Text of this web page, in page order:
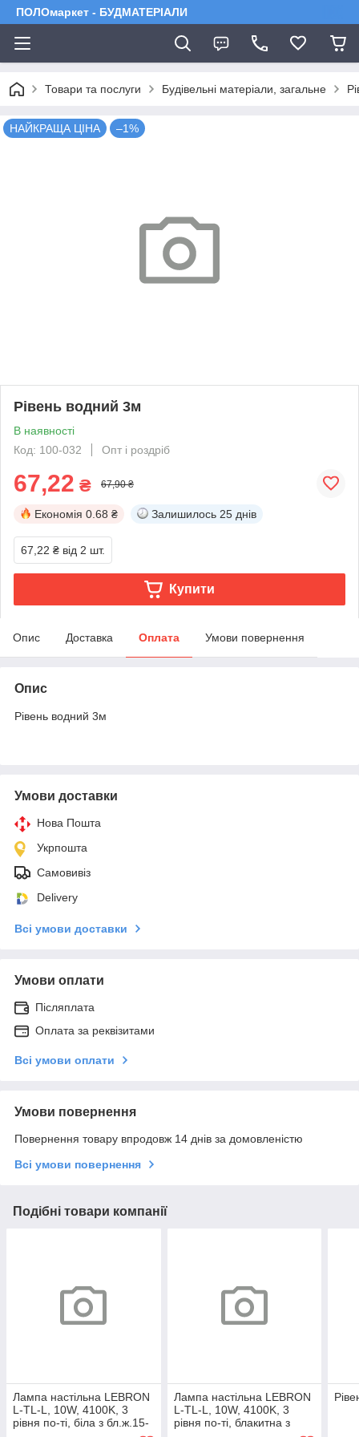
ПОЛОмаркет - БУДМАТЕРІАЛИ
Товари та послуги Будівельні матеріали, загальне
НАЙКРАЩА ЦІНА –1%
Рівень водний 3м
В наявності
Код: 100-032
Опт і роздріб
67,22 ₴ 67,90 ₴
Економія 0.68 ₴ Залишилось 25 днів
67,22 ₴ від 2 шт.
Купити
Опис Доставка Оплата Умови повернення
Опис
Рівень водний 3м
Умови доставки
Нова Пошта
Укрпошта
Самовивіз
Delivery
Всі умови доставки
Умови оплати
Післяплата
Оплата за реквізитами
Всі умови оплати
Умови повернення
Повернення товару впродовж 14 днів за домовленістю
Всі умови повернення
Подібні товари компанії
Лампа настільна LEBRON
L-TL-L, 10W, 4100K, 3
рівня по-ті, біла з бл.ж.15-
Лампа настільна LEBRON
L-TL-L, 10W, 4100K, 3
рівня по-ті, блакитна з